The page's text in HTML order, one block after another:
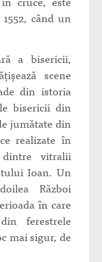
când un
a bisericii,
scene
din istoria
bisericii din
jumătate din
realizate în
dintre vitralii
Ioan. Un
Război
în care
ferestrele
mai sigur, de